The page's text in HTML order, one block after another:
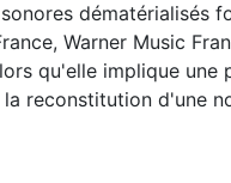
dématérialisés
Warner Music
qu'elle implique
reconstitution d'une